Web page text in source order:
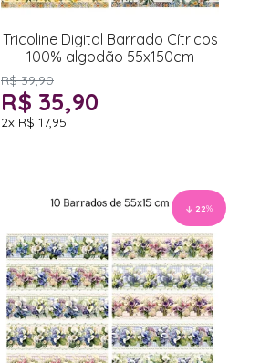
Tricoline Digital Barrado Cítricos
100% algodão 55x150cm
R$ 39,90
R$ 35,90
2x R$ 17,95
22%